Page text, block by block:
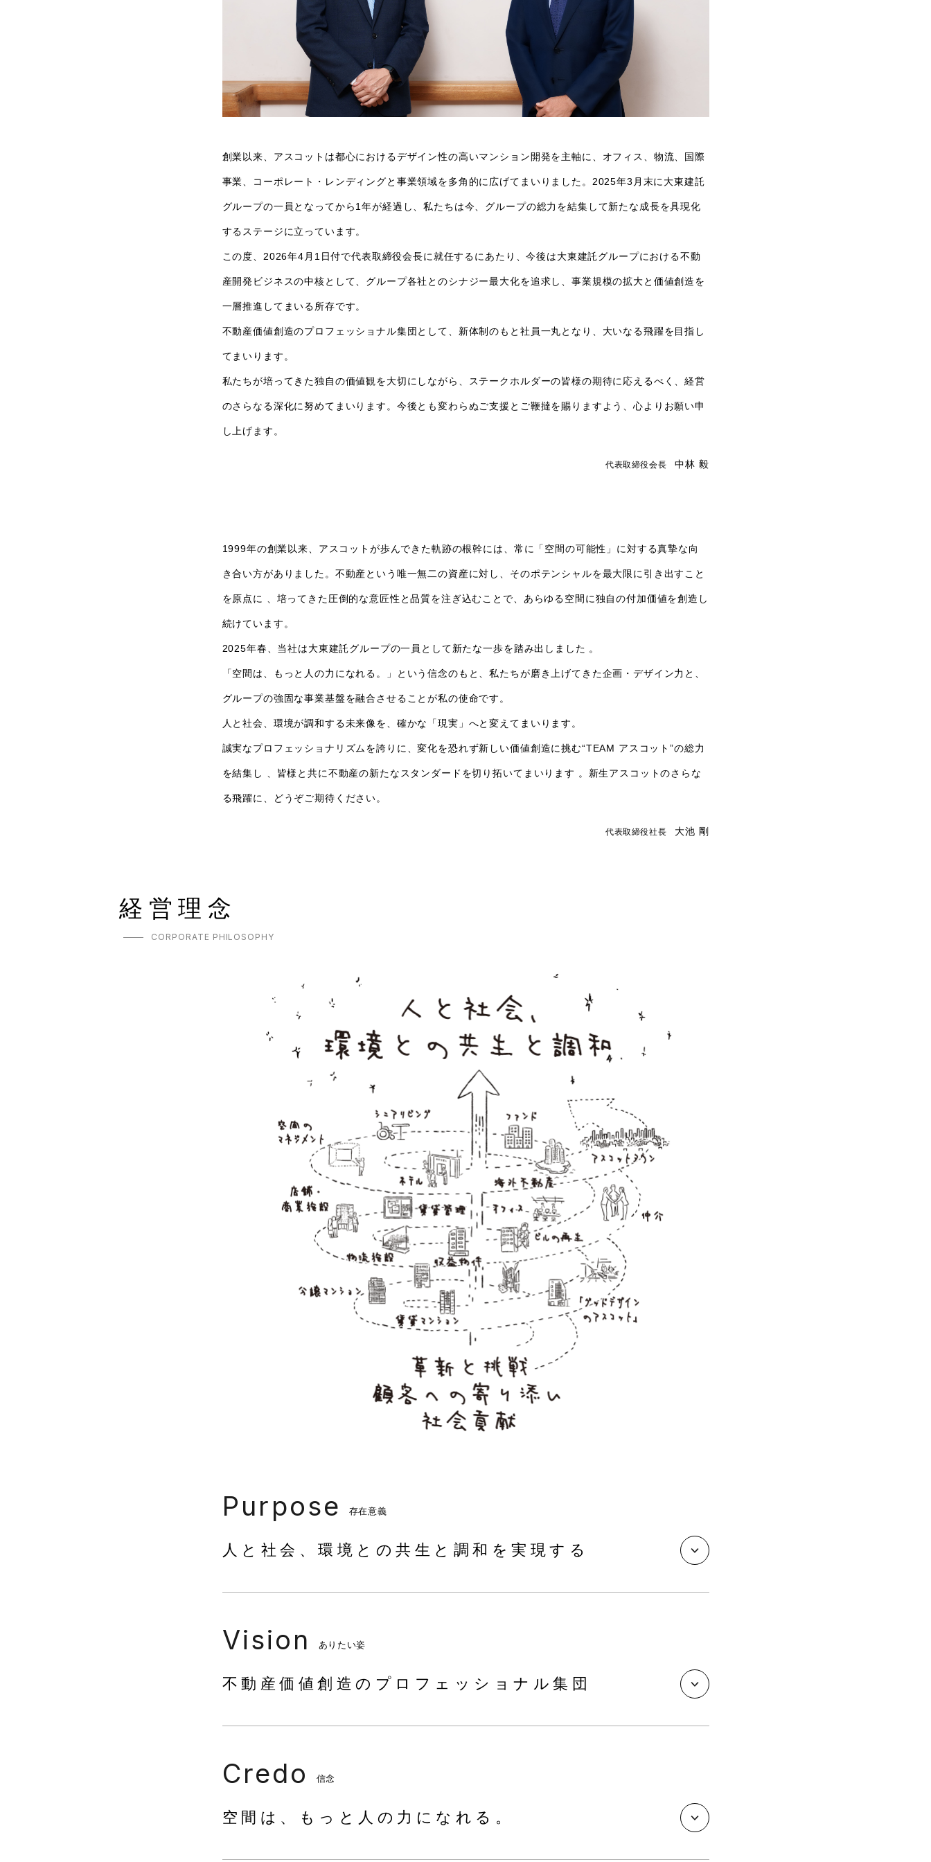
創業以来、アスコットは都心におけるデザイン性の高いマンション開発を主軸に、オフィス、物流、国際
事業、コーポレート・レンディングと事業領域を多角的に広げてまいりました。2025年3月末に大東建託
グループの一員となってから1年が経過し、私たちは今、グループの総力を結集して新たな成長を具現化
するステージに立っています。
この度、2026年4月1日付で代表取締役会長に就任するにあたり、今後は大東建託グループにおける不動
産開発ビジネスの中核として、グループ各社とのシナジー最大化を追求し、事業規模の拡大と価値創造を
一層推進してまいる所存です。
不動産価値創造のプロフェッショナル集団として、新体制のもと社員一丸となり、大いなる飛躍を目指し
てまいります。
私たちが培ってきた独自の価値観を大切にしながら、ステークホルダーの皆様の期待に応えるべく、経営
のさらなる深化に努めてまいります。今後とも変わらぬご支援とご鞭撻を賜りますよう、心よりお願い申
し上げます。
代表取締役会長 中林 毅
1999年の創業以来、アスコットが歩んできた軌跡の根幹には、常に「空間の可能性」に対する真摯な向
き合い方がありました。不動産という唯一無二の資産に対し、そのポテンシャルを最大限に引き出すこと
を原点に 、培ってきた圧倒的な意匠性と品質を注ぎ込むことで、あらゆる空間に独自の付加価値を創造し
続けています。
2025年春、当社は大東建託グループの一員として新たな一歩を踏み出しました 。
「空間は、もっと人の力になれる。」という信念のもと、私たちが磨き上げてきた企画・デザイン力と、
グループの強固な事業基盤を融合させることが私の使命です。
人と社会、環境が調和する未来像を、確かな「現実」へと変えてまいります。
誠実なプロフェッショナリズムを誇りに、変化を恐れず新しい価値創造に挑む“TEAM アスコット”の総力
を結集し 、皆様と共に不動産の新たなスタンダードを切り拓いてまいります 。新生アスコットのさらな
る飛躍に、どうぞご期待ください。
代表取締役社長 大池 剛
経営理念
CORPORATE PHILOSOPHY
Purpose 存在意義
人と社会、環境との共生と 調和を実現する
Vision ありたい姿
不動産価値創造の プロフェッショナル集団
Credo 信念
空間は、 もっと人の力になれる。